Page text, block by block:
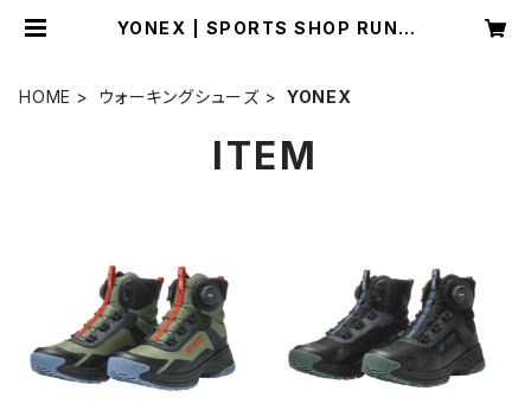
YONEX | SPORTS SHOP RUNN
HOME ウォーキングシューズ YONEX
ITEM